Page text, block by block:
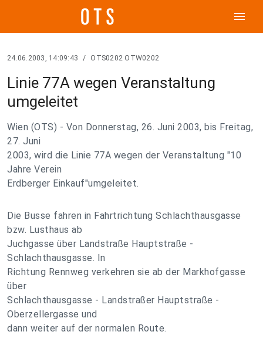
menu
24.06.2003, 14:09:43 / OTS0202 OTW0202
Linie 77A wegen Veranstaltung
umgeleitet
Wien (OTS) - Von Donnerstag, 26. Juni 2003, bis Freitag,
27. Juni
2003, wird die Linie 77A wegen der Veranstaltung "10
Jahre Verein
Erdberger Einkauf"umgeleitet.
Die Busse fahren in Fahrtrichtung Schlachthausgasse
bzw. Lusthaus ab
Juchgasse über Landstraße Hauptstraße -
Schlachthausgasse. In
Richtung Rennweg verkehren sie ab der Markhofgasse
über
Schlachthausgasse - Landstraßer Hauptstraße -
Oberzellergasse und
dann weiter auf der normalen Route.